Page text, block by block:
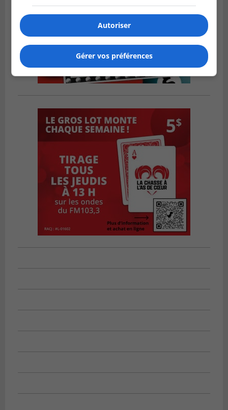
Autoriser
Gérer vos préférences